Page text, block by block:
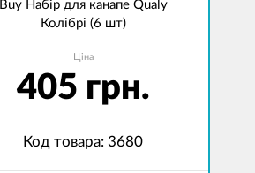
Buy Набір для канапе Qualy
Колібрі (6 шт)
Ціна
405 грн.
Код товара: 3680